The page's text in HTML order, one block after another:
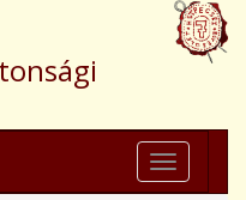
Toggle
navigation